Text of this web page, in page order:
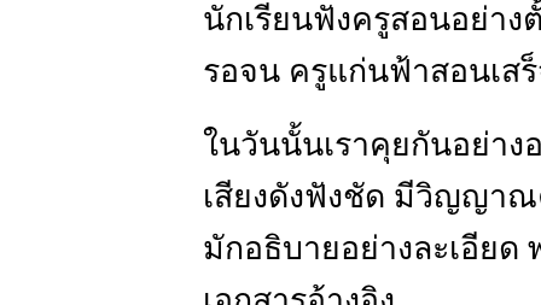
นักเรียนฟังครูสอนอย่าง
รอจน ครูแก่นฟ้าสอนเส
ในวันนั้นเราคุยกันอย่าง
เสียงดังฟังชัด มีวิญญาณ
มักอธิบายอย่างละเอียด